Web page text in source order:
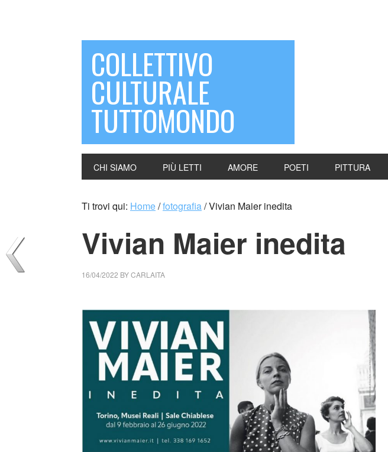
COLLETTIVO
CULTURALE
TUTTOMONDO
CHI SIAMO PIÙ LETTI AMORE POETI PITTURA
Ti trovi qui: Home/fotografia/Vivian Maier inedita
Vivian Maier inedita
16/04/2022 BYCARLAITA